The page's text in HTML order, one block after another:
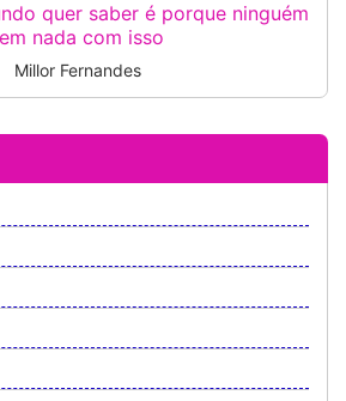
quer saber é porque ninguém
nada com isso
Millor Fernandes